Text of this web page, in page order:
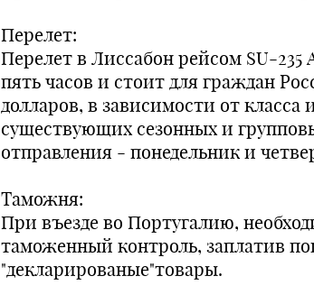
Перелет:
Перелет в Лиссабон рейсом SU-
пять часов и стоит для граждан
долларов, в зависимости от класса
существующих сезонных и
отправления - понедельник и
Таможня:
При въезде во Португалию,
таможенный контроль, заплатив
"декларированые"товары.